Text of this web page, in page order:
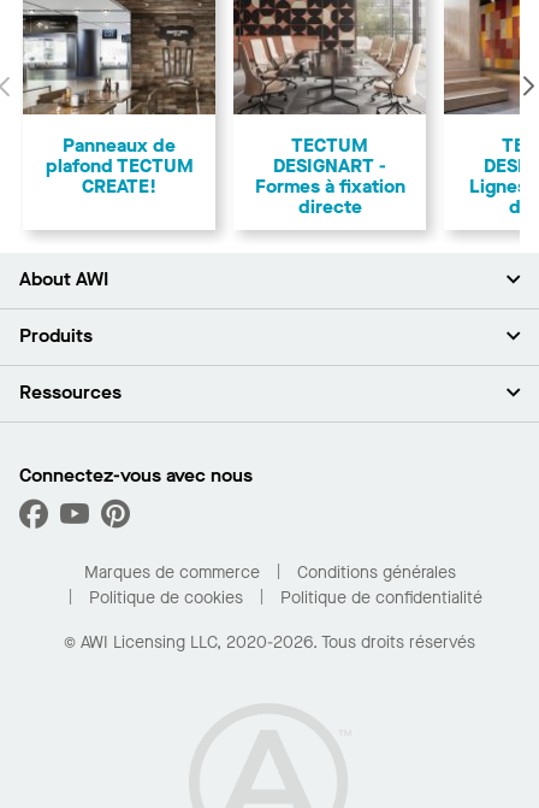
Précédent
Panneaux de
plafond TECTUM
CREATE!
TECTUM
DESIGNART -
Formes à fixation
directe
Lignes
About AWI
À propos de nous
Espace presse
Développement durable
Quelles sont mes options d’achat?
Produits
Plafonds
Capacités sur mesure
Performance
Ressources
Trouver un distributeur
Trouver un distributeur
Pour la maison
Connectez-vous avec nous
Marques de commerce
Conditions générales
Politique de cookies
Politique de confidentialité
© AWI Licensing LLC, 2020-2026. Tous droits réservés